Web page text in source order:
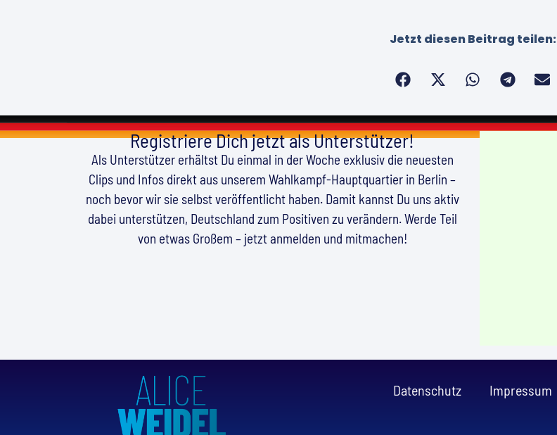
Jetzt diesen Beitrag teilen:
Registriere Dich jetzt als Unterstützer!
Als Unterstützer erhältst Du einmal in der Woche exklusiv die neuesten
Clips und Infos direkt aus unserem Wahlkampf-Hauptquartier in Berlin –
noch bevor wir sie selbst veröffentlicht haben. Damit kannst Du uns aktiv
dabei unterstützen, Deutschland zum Positiven zu verändern. Werde Teil
von etwas Großem – jetzt anmelden und mitmachen!
Datenschutz Impressum